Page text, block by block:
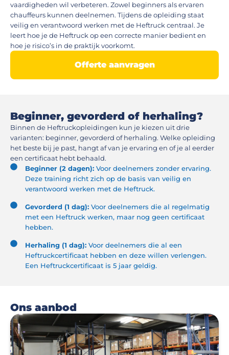
vaardigheden wil verbeteren. Zowel beginners als ervaren
chauffeurs kunnen deelnemen. Tijdens de opleiding staat
veilig en verantwoord werken met de Heftruck centraal. Je
leert hoe je de Heftruck op een correcte manier bedient en
hoe je risico’s in de praktijk voorkomt.
Offerte aanvragen
Beginner, gevorderd of herhaling?
Binnen de Heftruckopleidingen kun je kiezen uit drie
varianten: beginner, gevorderd of herhaling. Welke opleiding
het beste bij je past, hangt af van je ervaring en of je al eerder
een certificaat hebt behaald.
Beginner (2 dagen):Voor deelnemers zonder ervaring.
Deze training richt zich op de basis van veilig en
verantwoord werken met de Heftruck.
Gevorderd (1 dag):Voor deelnemers die al regelmatig
met een Heftruck werken, maar nog geen certificaat
hebben.
Herhaling (1 dag):Voor deelnemers die al een
Heftruckcertificaat hebben en deze willen verlengen.
Een Heftruckcertificaat is 5 jaar geldig.
Ons aanbod